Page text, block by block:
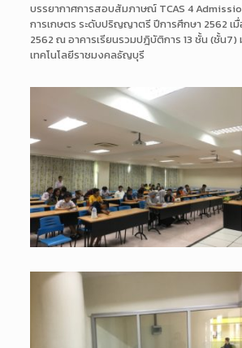
บรรยากาศการสอบสัมภาษณ์ TCAS 4
การเกษตร ระดับปริญญาตรี ปีการศึกษา 2562 เ
2562 ณ อาคารเรียนรวมปฎิบัติการ 13 ชั้น (ชั้น7)
เทคโนโลยีราชมงคลธัญบุรี